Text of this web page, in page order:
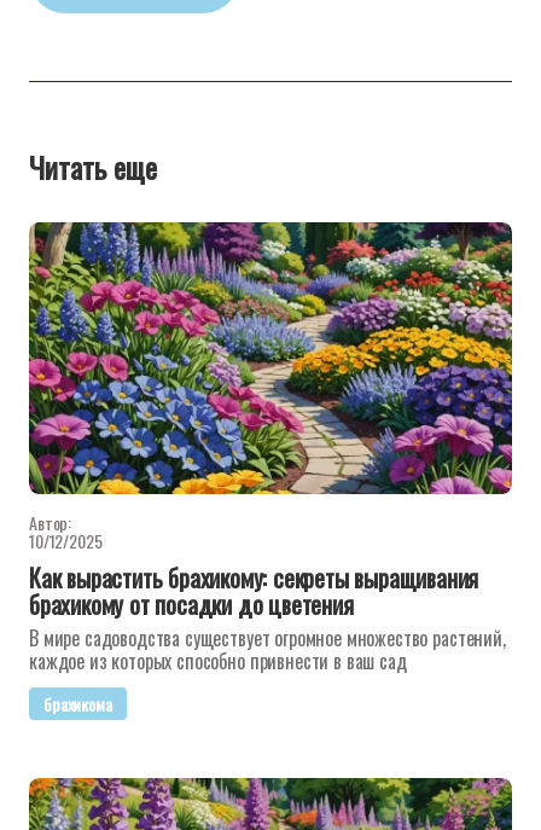
Читать еще
Автор:
10/12/2025
Как вырастить брахикому: секреты выращивания
брахикому от посадки до цветения
В мире садоводства существует огромное множество растений,
каждое из которых способно привнести в ваш сад
брахикома